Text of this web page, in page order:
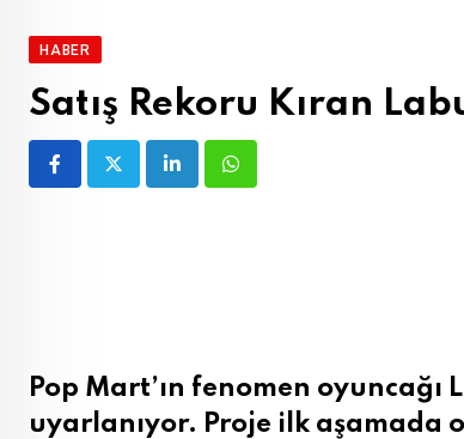
HABER
Satış Rekoru Kıran
LinkedInWhatsapp
Pop Mart’ın fenomen
uyarlanıyor. Proje ilk aşamada